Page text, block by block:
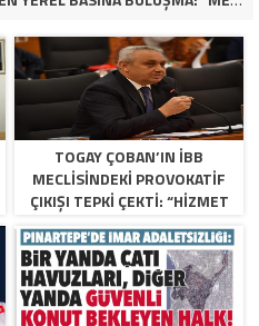
TOGAY ÇOBAN’IN İBB
MECLISINDEKI PROVOKATIF
ÇIKIŞI TEPKI ÇEKTI: “HIZMET
YOK, SIYASI MANIPÜLASYON
VAR”